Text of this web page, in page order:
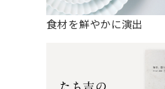
食材を鮮やかに演出